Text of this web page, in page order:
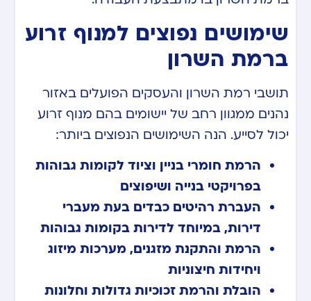
שימושים נפוצים למנוף זרוע
ברמת השרון
תושבי רמת השרון והעסקים הפועלים באזור
נהנים ממגוון רחב של יישומים בהם מנוף זרוע
יכול לסייע. הנה השימושים הנפוצים ביותר:
הרמת חומרי בניין וציוד לקומות גבוהות
בפרויקטי בנייה ושיפוצים
העברת רהיטים כבדים בעת מעברי
דירות, במיוחד לדירות בקומות גבוהות
הרמת והתקנת מזגנים, מערכות מיזוג
ויחידות חיצוניות
הובלת והרמת זכוכיות גדולות וחלונות